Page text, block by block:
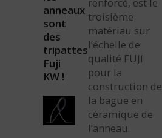
anneaux
sont
des
tripattes
Fuji
KW !
renforcé, est le
troisième
matériau sur
l’échelle de
qualité FUJI
pour la
construction de
la bague en
céramique de
l’anneau.